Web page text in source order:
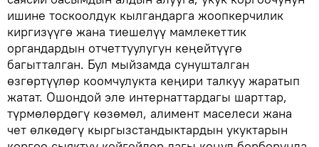
ишине тоскоолдук кылгандарга жоопкерчилик
киргизүүгө жана тиешелүү мамлекеттик
органдардын отчеттуулугун кеңейтүүгө
багытталган. Бул мыйзамда сунушталган
өзгөртүүлөр коомчулукта кеңири талкуу жаратып
жатат. Ошондой эле интернаттардагы шарттар,
түрмөлөрдөгү көзөмөл, алимент маселеси жана
чет өлкөдөгү кыргызстандыктардын укуктарын